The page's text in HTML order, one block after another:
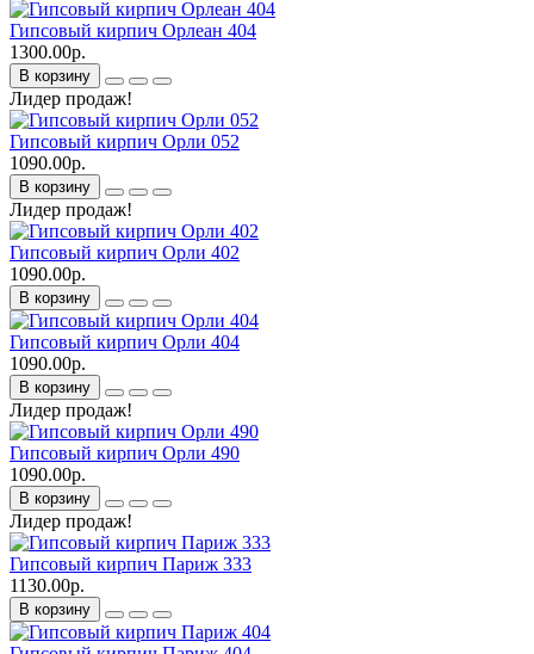
Гипсовый кирпич Орлеан 404
1300.00р.
В корзину
Лидер продаж!
Гипсовый кирпич Орли 052
1090.00р.
В корзину
Лидер продаж!
Гипсовый кирпич Орли 402
1090.00р.
В корзину
Гипсовый кирпич Орли 404
1090.00р.
В корзину
Лидер продаж!
Гипсовый кирпич Орли 490
1090.00р.
В корзину
Лидер продаж!
Гипсовый кирпич Париж 333
1130.00р.
В корзину